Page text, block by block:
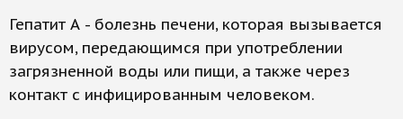
Гепатит А - болезнь печени, которая вызывается
вирусом, передающимся при употреблении
загрязненной воды или пищи, а также через
контакт с инфицированным человеком.